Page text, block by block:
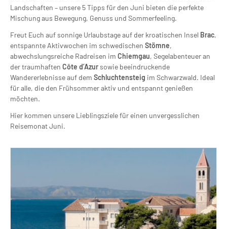
Landschaften – unsere 5 Tipps für den Juni bieten die perfekte
Mischung aus Bewegung, Genuss und Sommerfeeling.
Freut Euch auf sonnige Urlaubstage auf der kroatischen Insel Brac,
entspannte Aktivwochen im schwedischen Stömne,
abwechslungsreiche Radreisen im Chiemgau, Segelabenteuer an
der traumhaften Côte d’Azur sowie beeindruckende
Wandererlebnisse auf dem Schluchtensteig im Schwarzwald. Ideal
für alle, die den Frühsommer aktiv und entspannt genießen
möchten.
Hier kommen unsere Lieblingsziele für einen unvergesslichen
Reisemonat Juni.